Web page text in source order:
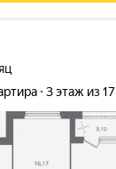
3 этаж из 17